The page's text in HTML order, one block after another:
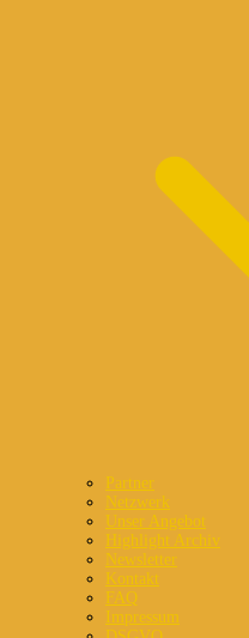
Partner
Netzwerk
Unser Angebot
Highlight Archiv
Newsletter
Kontakt
FAQ
Impressum